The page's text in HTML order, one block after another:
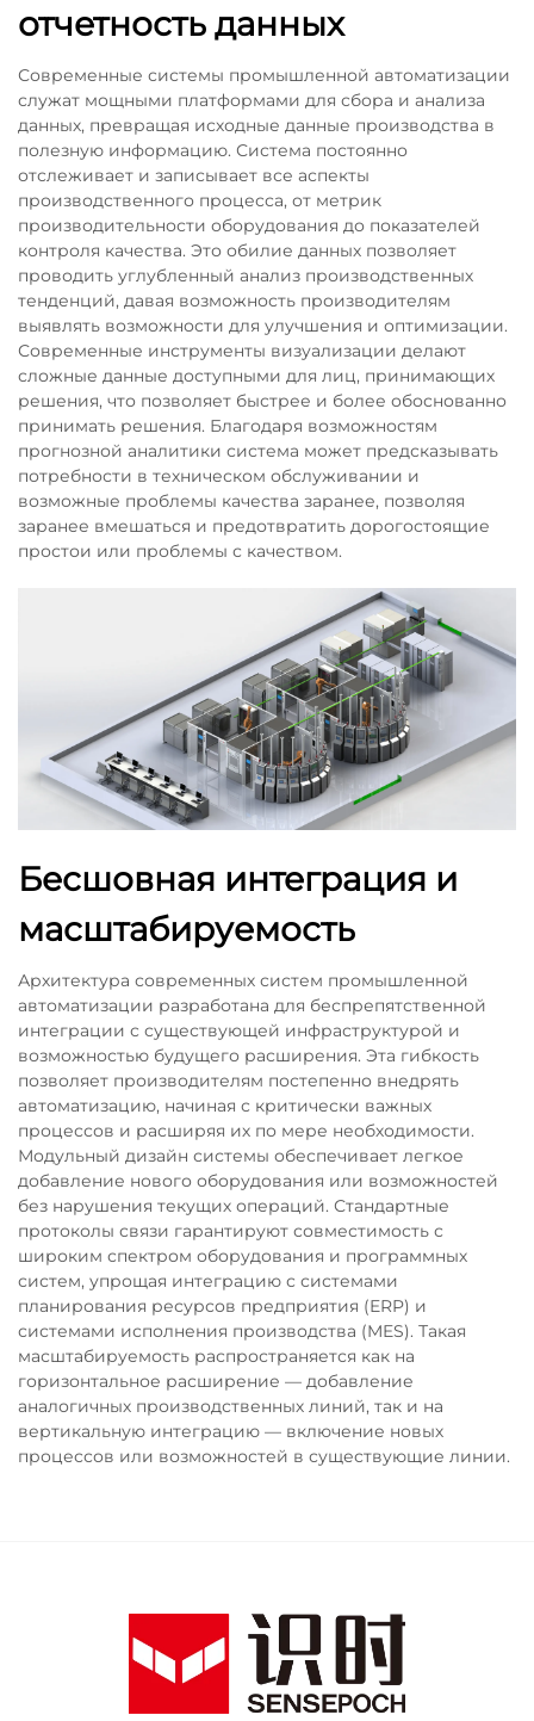
отчетность данных
Современные системы промышленной автоматизации
служат мощными платформами для сбора и анализа
данных, превращая исходные данные производства в
полезную информацию. Система постоянно
отслеживает и записывает все аспекты
производственного процесса, от метрик
производительности оборудования до показателей
контроля качества. Это обилие данных позволяет
проводить углубленный анализ производственных
тенденций, давая возможность производителям
выявлять возможности для улучшения и оптимизации.
Современные инструменты визуализации делают
сложные данные доступными для лиц, принимающих
решения, что позволяет быстрее и более обоснованно
принимать решения. Благодаря возможностям
прогнозной аналитики система может предсказывать
потребности в техническом обслуживании и
возможные проблемы качества заранее, позволяя
заранее вмешаться и предотвратить дорогостоящие
простои или проблемы с качеством.
Бесшовная интеграция и
масштабируемость
Архитектура современных систем промышленной
автоматизации разработана для беспрепятственной
интеграции с существующей инфраструктурой и
возможностью будущего расширения. Эта гибкость
позволяет производителям постепенно внедрять
автоматизацию, начиная с критически важных
процессов и расширяя их по мере необходимости.
Модульный дизайн системы обеспечивает легкое
добавление нового оборудования или возможностей
без нарушения текущих операций. Стандартные
протоколы связи гарантируют совместимость с
широким спектром оборудования и программных
систем, упрощая интеграцию с системами
планирования ресурсов предприятия (ERP) и
системами исполнения производства (MES). Такая
масштабируемость распространяется как на
горизонтальное расширение — добавление
аналогичных производственных линий, так и на
вертикальную интеграцию — включение новых
процессов или возможностей в существующие линии.